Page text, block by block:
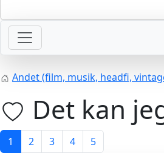
Andet (film, musik, headfi,
Det kan
1 2 3 4 5